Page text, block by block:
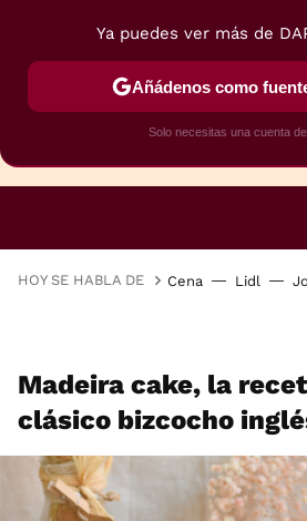
HOY SE HABLA DE Cena Lidl
Madeira cake, la
clásico bizcocho
Ya puedes ver más de
Añádenos como
Solo necesitas una cuenta